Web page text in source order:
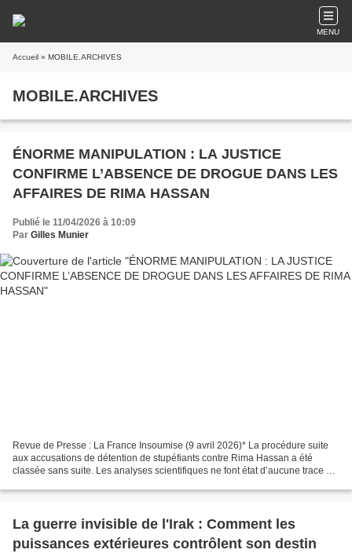
MENU
Accueil » MOBILE.ARCHIVES
MOBILE.ARCHIVES
ÉNORME MANIPULATION : LA JUSTICE
CONFIRME L’ABSENCE DE DROGUE DANS LES
AFFAIRES DE RIMA HASSAN
Publié le 11/04/2026 à 10:09
Par Gilles Munier
Revue de Presse : La France Insoumise (9 avril 2026)* La procédure suite
aux accusations de détention de stupéfiants contre Rima Hassan a été
classée sans suite. Les analyses scientifiques ne font état d’aucune trace de
La guerre invisible de l'Irak : Comment les
puissances extérieures contrôlent son destin